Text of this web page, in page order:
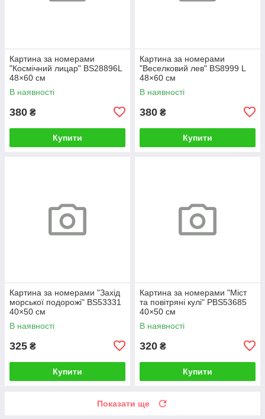
Картина за номерами
"Космічний лицар" BS28896L
48×60 см
В наявності
380 ₴
Купити
Картина за номерами
"Веселковий лев" BS8999 L
48×60 см
В наявності
380 ₴
Купити
Картина за номерами "Захід
морської подорожі" BS53331
40×50 см
В наявності
325 ₴
Купити
Картина за номерами "Міст
та повітряні кулі" PBS53685
40×50 см
В наявності
320 ₴
Купити
Показати ще